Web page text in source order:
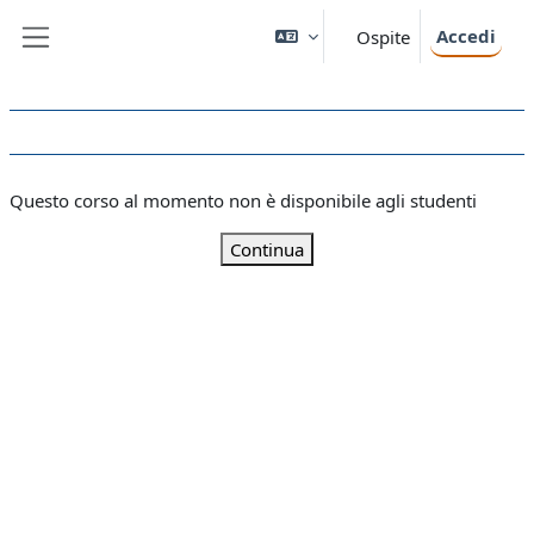
Ospite Accedi
Questo corso al momento non è disponibile agli studenti
Continua